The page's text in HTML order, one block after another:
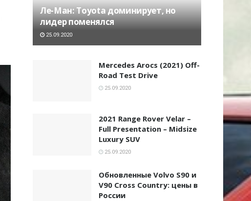
Ле-Ман: Toyota доминирует, но
лидер поменялся
25.09.2020
Mercedes Arocs (2021) Off-
Road Test Drive
25.09.2020
2021 Range Rover Velar –
Full Presentation – Midsize
Luxury SUV
25.09.2020
Обновленные Volvo S90 и
V90 Cross Country: цены в
России